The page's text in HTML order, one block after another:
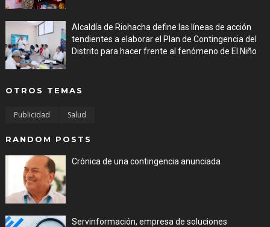
Alcaldía de Riohacha define las líneas de acción
tendientes a elaborar el Plan de Contingencia del
Distrito para hacer frente al fenómeno de El Niño
OTROS TEMAS
Publicidad Salud
RANDOM POSTS
Crónica de una contingencia anunciada
Servinformación, empresa de soluciones